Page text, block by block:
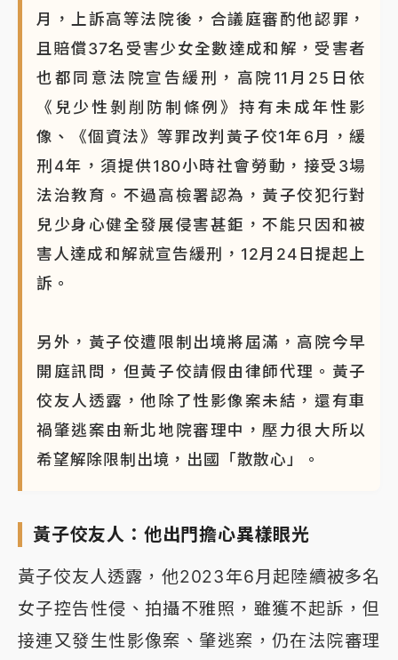
月，上訴高等法院後，合議庭審酌他認罪，
且賠償37名受害少女全數達成和解，受害者
也都同意法院宣告緩刑，高院11月25日依
《兒少性剝削防制條例》持有未成年性影
像、《個資法》等罪改判黃子佼1年6月，緩
刑4年，須提供180小時社會勞動，接受3場
法治教育。不過高檢署認為，黃子佼犯行對
兒少身心健全發展侵害甚鉅，不能只因和被
害人達成和解就宣告緩刑，12月24日提起上
訴。
另外，黃子佼遭限制出境將屆滿，高院今早
開庭訊問，但黃子佼請假由律師代理。黃子
佼友人透露，他除了性影像案未結，還有車
禍肇逃案由新北地院審理中，壓力很大所以
希望解除限制出境，出國「散散心」。
黃子佼友人：他出門擔心異樣眼光
黃子佼友人透露，他2023年6月起陸續被多名
女子控告性侵、拍攝不雅照，雖獲不起訴，但
接連又發生性影像案、肇逃案，仍在法院審理